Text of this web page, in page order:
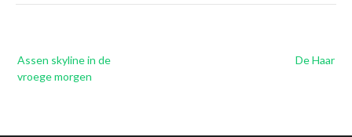
navigatie De Haar
Assen skyline in de
vroege morgen